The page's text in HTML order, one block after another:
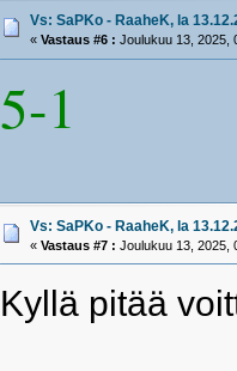
Vs: SaPKo - RaaheK, la
«Vastaus #6 : Joulukuu 13, 2025,
5-1
Vs: SaPKo - RaaheK, la
«Vastaus #7 : Joulukuu 13, 2025,
Kyllä pitää